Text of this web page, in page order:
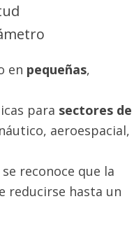
en pequeñas,
para sectores de
aeroespacial,
reconoce que la
reducirse hasta un